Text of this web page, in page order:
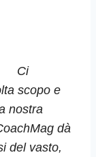
Ci
scopo e
nostra
dà
del vasto,